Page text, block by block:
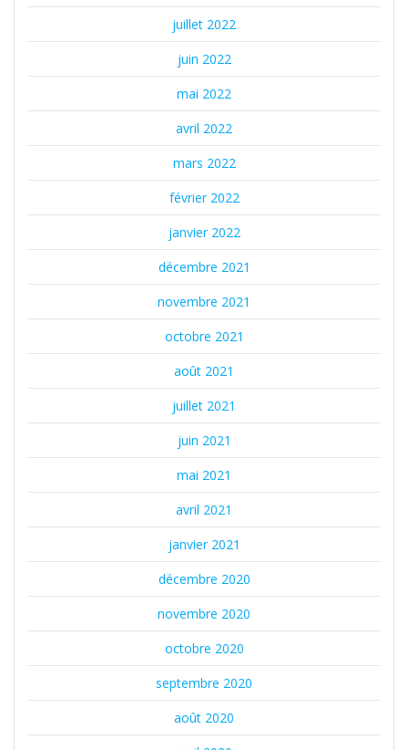
juillet 2022
juin 2022
mai 2022
avril 2022
mars 2022
février 2022
janvier 2022
décembre 2021
novembre 2021
octobre 2021
août 2021
juillet 2021
juin 2021
mai 2021
avril 2021
janvier 2021
décembre 2020
novembre 2020
octobre 2020
septembre 2020
août 2020